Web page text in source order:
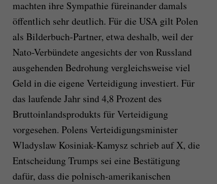
machten ihre Sympathie füreinander damals
öffentlich sehr deutlich. Für die USA gilt Polen
als Bilderbuch-Partner, etwa deshalb, weil der
Nato-Verbündete angesichts der von Russland
ausgehenden Bedrohung vergleichsweise viel
Geld in die eigene Verteidigung investiert. Für
das laufende Jahr sind 4,8 Prozent des
Bruttoinlandsprodukts für Verteidigung
vorgesehen. Polens Verteidigungsminister
Wladyslaw Kosiniak-Kamysz schrieb auf X, die
Entscheidung Trumps sei eine Bestätigung
dafür, dass die polnisch-amerikanischen